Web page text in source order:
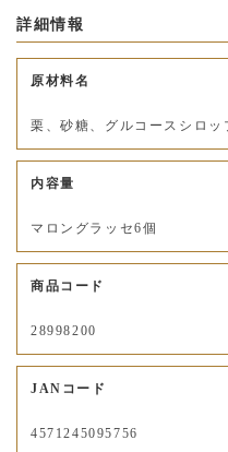
詳細情報
原材料名
栗、砂糖、グルコースシロッ
内容量
マロングラッセ6個
商品コード
28998200
JANコード
4571245095756